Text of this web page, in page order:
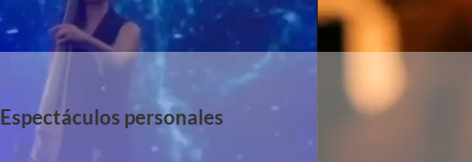
Espectáculos personales